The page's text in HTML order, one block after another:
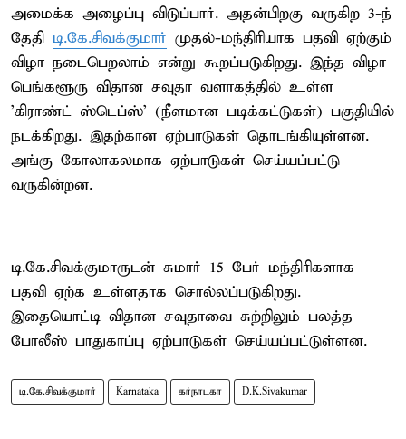
அமைக்க அழைப்பு விடுப்பார். அதன்பிறகு வருகிற 3-ந்
தேதி டி.கே.சிவக்குமார் முதல்-மந்திரியாக பதவி ஏற்கும்
விழா நடைபெறலாம் என்று கூறப்படுகிறது. இந்த விழா
பெங்களூரு விதான சவுதா வளாகத்தில் உள்ள
'கிராண்ட் ஸ்டெப்ஸ்' (நீளமான படிக்கட்டுகள்) பகுதியில்
நடக்கிறது. இதற்கான ஏற்பாடுகள் தொடங்கியுள்ளன.
அங்கு கோலாகலமாக ஏற்பாடுகள் செய்யப்பட்டு
வருகின்றன.
டி.கே.சிவக்குமாருடன் சுமார் 15 பேர் மந்திரிகளாக
பதவி ஏற்க உள்ளதாக சொல்லப்படுகிறது.
இதையொட்டி விதான சவுதாவை சுற்றிலும் பலத்த
போலீஸ் பாதுகாப்பு ஏற்பாடுகள் செய்யப்பட்டுள்ளன.
டி.கே.சிவக்குமார் Karnataka கர்நாடகா D.K.Sivakumar